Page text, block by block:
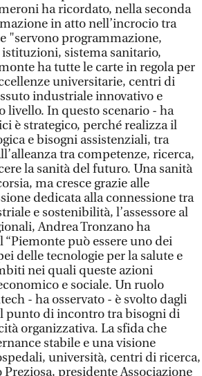
ha ricordato, nella seconda
in atto nell’incrocio tra
"servono programmazione,
sistema sanitario,
ha tutte le carte in regola per
universitarie, centri di
industriale innovativo e
livello. In questo scenario - ha
è strategico, perché realizza il
e bisogni assistenziali, tra
tra competenze, ricerca,
la sanità del futuro. Una sanità
ma cresce grazie alle
dedicata alla connessione tra
e sostenibilità, l’assessore al
Andrea Tronzano ha
può essere uno dei
delle tecnologie per la salute e
nei quali queste azioni
e sociale. Un ruolo
- ha osservato - è svolto dagli
punto di incontro tra bisogni di
organizzativa. La sfida che
stabile e una visione
università, centri di ricerca,
presidente Associazione